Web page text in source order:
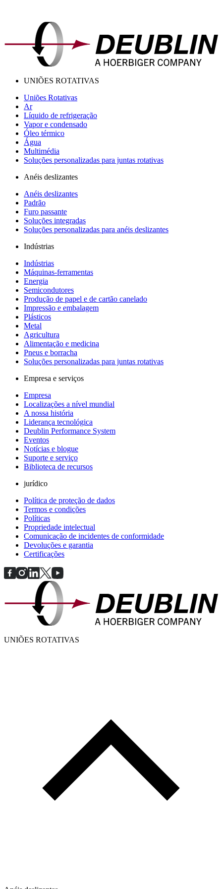
UNIÕES ROTATIVAS
Uniões Rotativas
Ar
Líquido de refrigeração
Vapor e condensado
Óleo térmico
Água
Multimédia
Soluções personalizadas para juntas rotativas
Anéis deslizantes
Anéis deslizantes
Padrão
Furo passante
Soluções integradas
Soluções personalizadas para anéis deslizantes
Indústrias
Indústrias
Máquinas-ferramentas
Energia
Semicondutores
Produção de papel e de cartão canelado
Impressão e embalagem
Plásticos
Metal
Agricultura
Alimentação e medicina
Pneus e borracha
Soluções personalizadas para juntas rotativas
Empresa e serviços
Empresa
Localizações a nível mundial
A nossa história
Liderança tecnológica
Deublin Performance System
Eventos
Notícias e blogue
Suporte e serviço
Biblioteca de recursos
jurídico
Política de proteção de dados
Termos e condições
Políticas
Propriedade intelectual
Comunicação de incidentes de conformidade
Devoluções e garantia
Certificações
UNIÕES ROTATIVAS